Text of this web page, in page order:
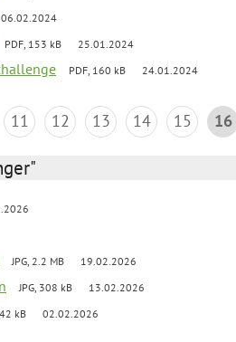
06.02.2024
PDF, 153 kB 25.01.2024
PDF, 160 kB 24.01.2024
11 12 13 14 15 16
JPG, 2.2 MB 19.02.2026
JPG, 308 kB 13.02.2026
kB 02.02.2026